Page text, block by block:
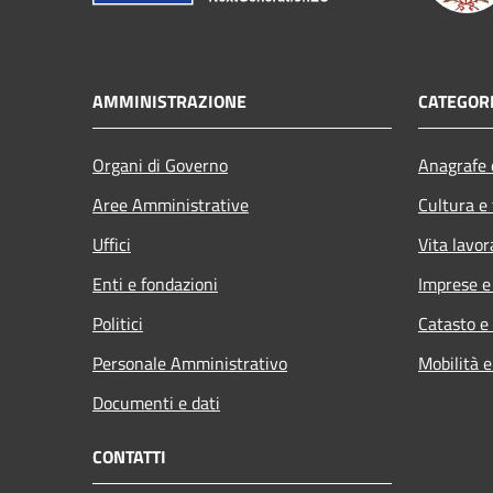
AMMINISTRAZIONE
Organi di Governo
Aree Amministrative
Uffici
Enti e fondazioni
Politici
Personale Amministrativo
Documenti e dati
Cultura
Vita
Imprese
Catasto
Mobilità
CONTATTI